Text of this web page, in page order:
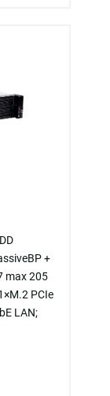
+
max 205
PCIe
LAN;